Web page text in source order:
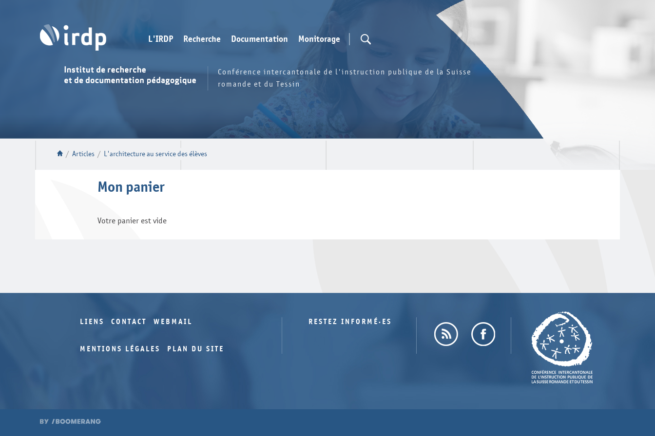
L'IRDP Recherche Documentation Monitorage
Conférence intercantonale de l'instruction publique de la Suisse
romande et du Tessin
/ Articles / L'architecture au service des élèves
Mon panier
Votre panier est vide
LIENS CONTACT WEBMAIL
MENTIONS LÉGALES PLAN DU SITE
RESTEZ INFORMÉ·ES